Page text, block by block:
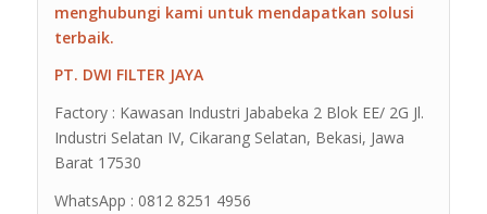
menghubungi kami untuk mendapatkan solusi
terbaik.
PT. DWI FILTER JAYA
Factory : Kawasan Industri Jababeka 2 Blok EE/ 2G Jl.
Industri Selatan IV, Cikarang Selatan, Bekasi, Jawa
Barat 17530
WhatsApp : 0812 8251 4956